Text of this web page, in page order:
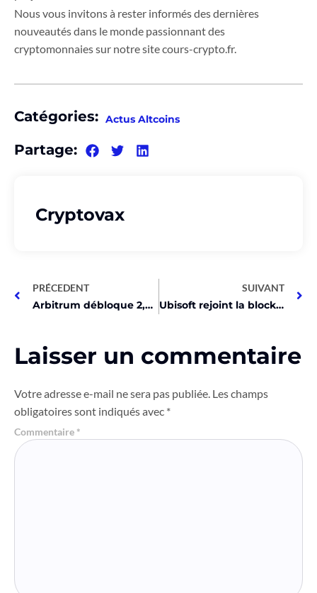
Nous vous invitons à rester informés des dernières
nouveautés dans le monde passionnant des
cryptomonnaies sur notre site cours-crypto.fr.
Catégories: Actus Altcoins
Partage:
Cryptovax
PRÉCEDENT
Arbitrum débloque 2,32 milliards de dollars en jetons!
SUIVANT
Ubisoft rejoint la blockchain XPLA! Découvrez comment!
Laisser un commentaire
Votre adresse e-mail ne sera pas publiée. Les champs
obligatoires sont indiqués avec *
Commentaire *